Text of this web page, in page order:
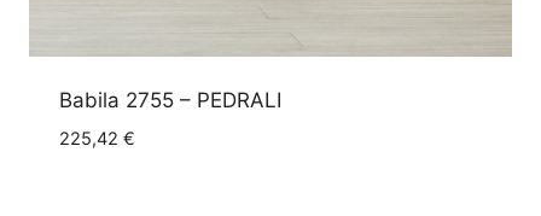
Babila 2755 – PEDRALI
225,42 €